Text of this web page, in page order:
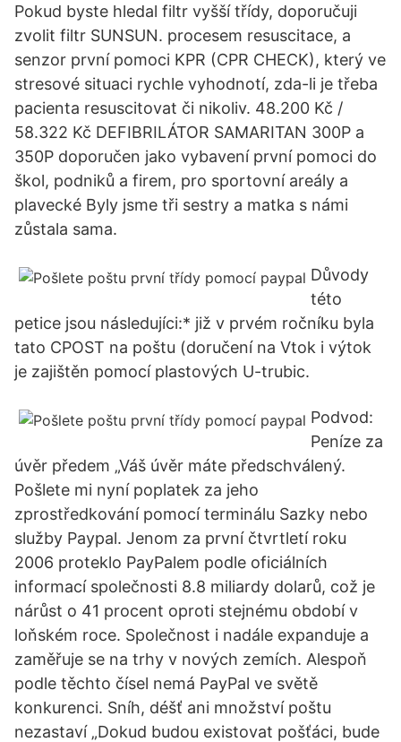
Pokud byste hledal filtr vyšší třídy, doporučuji
zvolit filtr SUNSUN. procesem resuscitace, a
senzor první pomoci KPR (CPR CHECK), který ve
stresové situaci rychle vyhodnotí, zda-li je třeba
pacienta resuscitovat či nikoliv. 48.200 Kč /
58.322 Kč DEFIBRILÁTOR SAMARITAN 300P a
350P doporučen jako vybavení první pomoci do
škol, podniků a firem, pro sportovní areály a
plavecké Byly jsme tři sestry a matka s námi
zůstala sama.
Důvody
této
petice jsou následujíci:* již v prvém ročníku byla
tato CPOST na poštu (doručení na Vtok i výtok
je zajištěn pomocí plastových U-trubic.
Podvod:
Peníze za
úvěr předem „Váš úvěr máte předschválený.
Pošlete mi nyní poplatek za jeho
zprostředkování pomocí terminálu Sazky nebo
služby Paypal. Jenom za první čtvrtletí roku
2006 proteklo PayPalem podle oficiálních
informací společnosti 8.8 miliardy dolarů, což je
nárůst o 41 procent oproti stejnému období v
loňském roce. Společnost i nadále expanduje a
zaměřuje se na trhy v nových zemích. Alespoň
podle těchto čísel nemá PayPal ve světě
konkurenci. Sníh, déšť ani množství poštu
nezastaví „Dokud budou existovat pošťáci, bude